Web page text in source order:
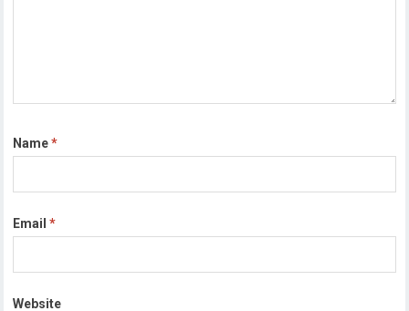
Name*
Email*
Website